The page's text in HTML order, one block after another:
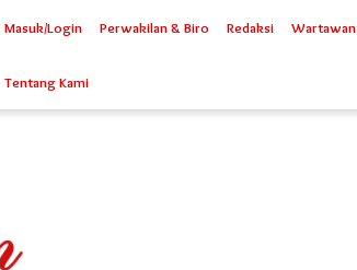
Masuk/Login Perwakilan & Biro Redaksi Wartawan
Tentang Kami